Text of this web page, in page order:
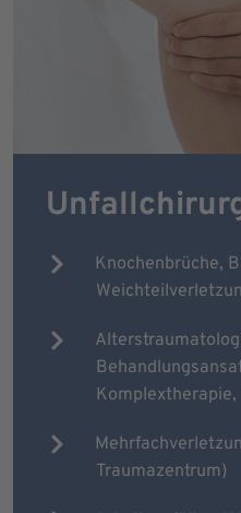
Knochenbrüche,
Traumazentrum)